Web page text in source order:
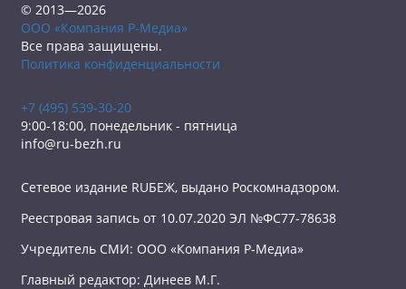
© 2013—2026
ООО «Компания Р-Медиа»
Все права защищены.
Политика конфиденциальности
+7 (495) 539-30-20
9:00-18:00, понедельник - пятница
info@ru-bezh.ru
Сетевое издание RUБЕЖ, выдано Роскомнадзором.
Реестровая запись от 10.07.2020 ЭЛ №ФС77-78638
Учредитель СМИ: ООО «Компания Р-Медиа»
Главный редактор: Динеев М.Г.